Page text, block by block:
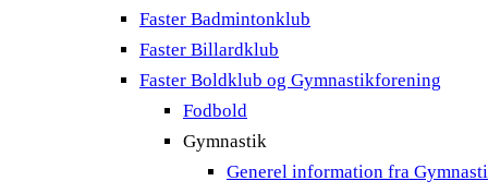
Faster Badmintonklub
Faster Billardklub
Faster Boldklub og Gymnastikforening
Fodbold
Gymnastik
Generel information fra